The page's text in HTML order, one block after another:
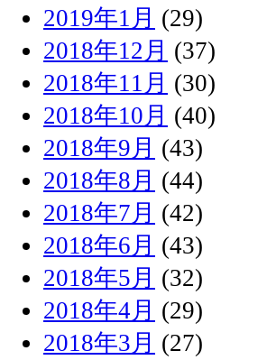
2019年1月 (29)
2018年12月 (37)
2018年11月 (30)
2018年10月 (40)
2018年9月 (43)
2018年8月 (44)
2018年7月 (42)
2018年6月 (43)
2018年5月 (32)
2018年4月 (29)
2018年3月 (27)